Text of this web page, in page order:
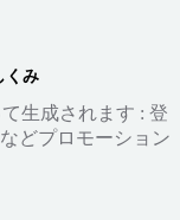
くみ
生成されます : 登
どプロモーション